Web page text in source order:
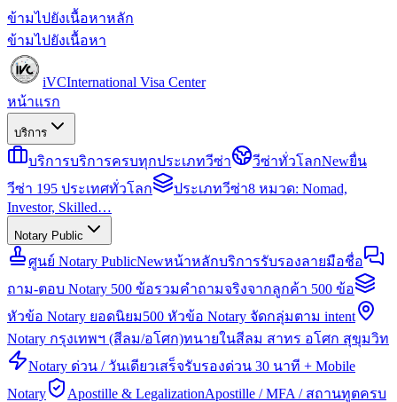
ข้ามไปยังเนื้อหาหลัก
ข้ามไปยังเนื้อหา
iVCInternational Visa Center
หน้าแรก
บริการ
บริการบริการครบทุกประเภทวีซ่า วีซ่าทั่วโลกNewยื่น
วีซ่า 195 ประเทศทั่วโลก
ประเภทวีซ่า8 หมวด: Nomad,
Investor, Skilled…
Notary Public
ศูนย์ Notary PublicNewหน้าหลักบริการรับรองลายมือชื่อ
ถาม-ตอบ Notary 500 ข้อรวมคำถามจริงจากลูกค้า 500 ข้อ
หัวข้อ Notary ยอดนิยม500 หัวข้อ Notary จัดกลุ่มตาม intent
Notary กรุงเทพฯ (สีลม/อโศก)ทนายในสีลม สาทร อโศก สุขุมวิท
Notary ด่วน / วันเดียวเสร็จรับรองด่วน 30 นาที + Mobile
Notary
Apostille & LegalizationApostille / MFA / สถานทูตครบ